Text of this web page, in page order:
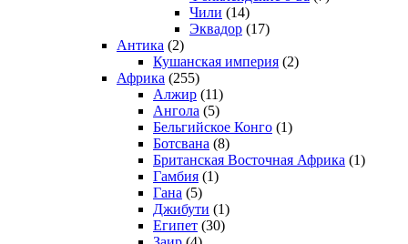
Чили (14)
Эквадор (17)
Антика (2)
Кушанская империя (2)
Африка (255)
Алжир (11)
Ангола (5)
Бельгийское Конго (1)
Ботсвана (8)
Британская Восточная Африка (1)
Гамбия (1)
Гана (5)
Джибути (1)
Египет (30)